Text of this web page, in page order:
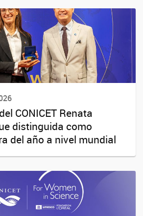
CONICET Renata
distinguida como
del año a nivel mundial